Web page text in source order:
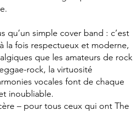
qu’un simple cover band : c’est
la fois respectueux et moderne,
que les amateurs de rock
rock, la virtuosité
vocales font de chaque
inoubliable.
– pour tous ceux qui ont The